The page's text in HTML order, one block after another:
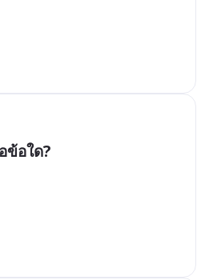
ข้อใด?